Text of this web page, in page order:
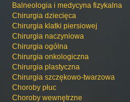
Balneologia i medycyna fizykalna
Chirurgia dziecięca
Chirurgia klatki piersiowej
Chirurgia naczyniowa
Chirurgia ogólna
Chirurgia onkologiczna
Chirurgia plastyczna
Chirurgia szczękowo-twarzowa
Choroby płuc
Choroby wewnętrzne